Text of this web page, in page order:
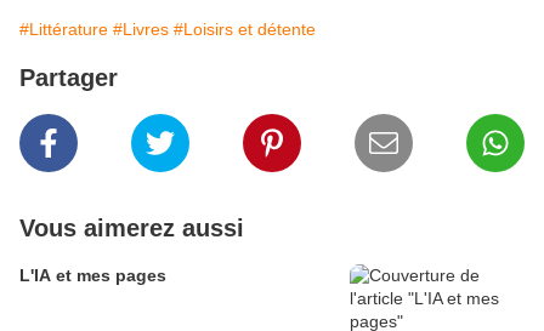
#Littérature #Livres #Loisirs et détente
Partager
Vous aimerez aussi
L'IA et mes pages